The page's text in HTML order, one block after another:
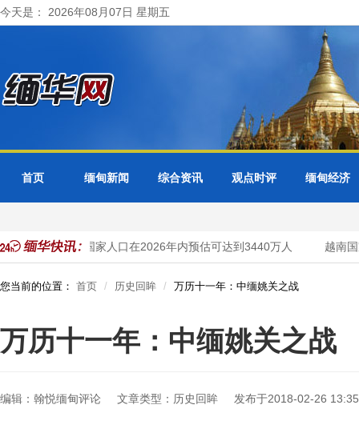
今天是： 2026年08月07日 星期五
首页 缅甸新闻 综合资讯 观点时评 缅甸经济
马来西亚国家人口在2026年内预估可达到3440万人 越南国家
您当前的位置： 首页 历史回眸 万历十一年：中缅姚关之战
万历十一年：中缅姚关之战
编辑：翰悦缅甸评论 文章类型：历史回眸 发布于2018-02-26